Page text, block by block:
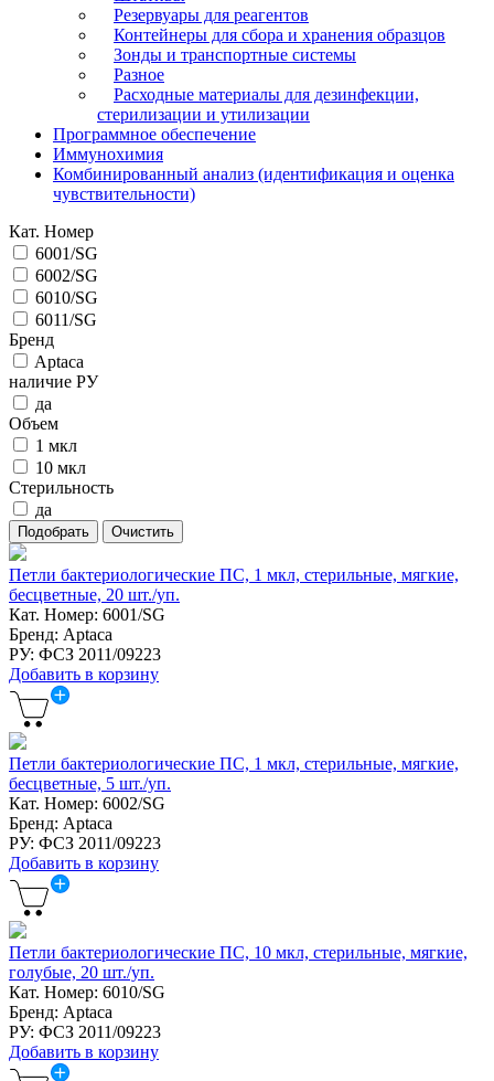
Резервуары для реагентов
Контейнеры для сбора и хранения образцов
Зонды и транспортные системы
Разное
Расходные материалы для дезинфекции,
стерилизации и утилизации
Программное обеспечение
Иммунохимия
Комбинированный анализ (идентификация и оценка
чувствительности)
Кат. Номер
6001/SG
6002/SG
6010/SG
6011/SG
Бренд
Aptaca
наличие РУ
да
Объем
1 мкл
10 мкл
Стерильность
да
Петли бактериологические ПС, 1 мкл, стерильные, мягкие,
бесцветные, 20 шт./уп.
Кат. Номер: 6001/SG
Бренд: Aptaca
РУ: ФСЗ 2011/09223
Добавить в корзину
Петли бактериологические ПС, 1 мкл, стерильные, мягкие,
бесцветные, 5 шт./уп.
Кат. Номер: 6002/SG
Бренд: Aptaca
РУ: ФСЗ 2011/09223
Добавить в корзину
Петли бактериологические ПС, 10 мкл, стерильные, мягкие,
голубые, 20 шт./уп.
Кат. Номер: 6010/SG
Бренд: Aptaca
РУ: ФСЗ 2011/09223
Добавить в корзину